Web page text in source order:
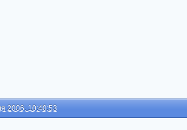
2006, 10:40:53